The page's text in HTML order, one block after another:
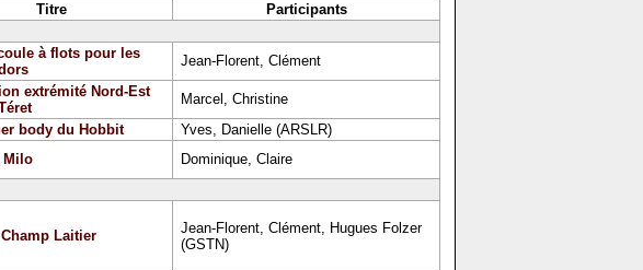
Titre
Participants
à flots pour les
Jean-Florent, Clément
extrémité Nord-Est
Marcel, Christine
body du Hobbit
Yves, Danielle (ARSLR)
Milo
Dominique, Claire
Laitier
Jean-Florent, Clément, Hugues Folzer
(GSTN)